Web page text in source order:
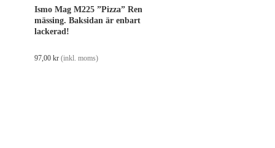
Ismo Mag M225 ”Pizza” Ren
mässing. Baksidan är enbart
lackerad!
97,00 kr (inkl. moms)